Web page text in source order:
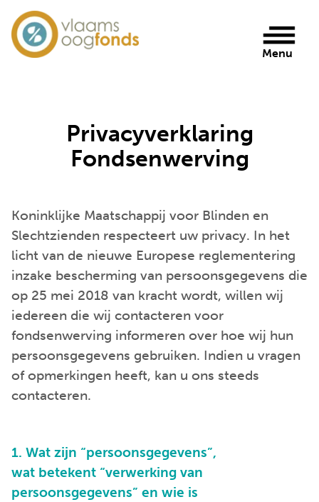
Menu
Privacyverklaring
Fondsenwerving
Koninklijke Maatschappij voor Blinden en
Slechtzienden respecteert uw privacy. In het
licht van de nieuwe Europese reglementering
inzake bescherming van persoonsgegevens die
op 25 mei 2018 van kracht wordt, willen wij
iedereen die wij contacteren voor
fondsenwerving informeren over hoe wij hun
persoonsgegevens gebruiken. Indien u vragen
of opmerkingen heeft, kan u ons steeds
contacteren.
1. Wat zijn “persoonsgegevens”,
wat betekent “verwerking van
persoonsgegevens” en wie is